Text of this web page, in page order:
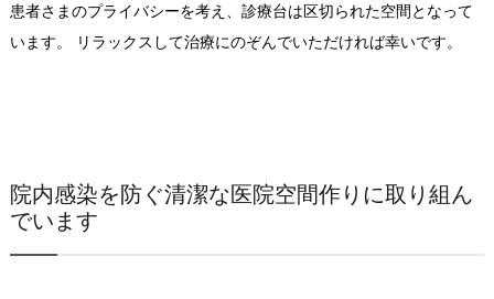
患者さまのプライバシーを考え、診療台は区切られた空間となって
います。 リラックスして治療にのぞんでいただければ幸いです。
院内感染を防ぐ清潔な医院空間作りに取り組ん
でいます